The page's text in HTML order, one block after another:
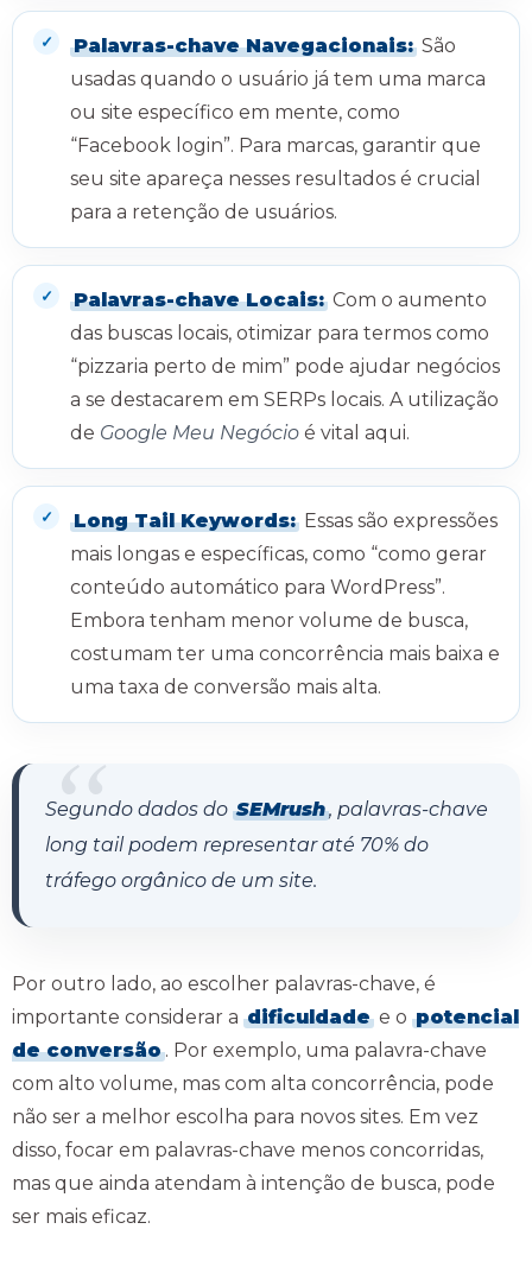
Palavras-chave Navegacionais: São
usadas quando o usuário já tem uma marca
ou site específico em mente, como
“Facebook login”. Para marcas, garantir que
seu site apareça nesses resultados é crucial
para a retenção de usuários.
Palavras-chave Locais: Com o aumento
das buscas locais, otimizar para termos como
“pizzaria perto de mim” pode ajudar negócios
a se destacarem em SERPs locais. A utilização
de Google Meu Negócio é vital aqui.
Long Tail Keywords: Essas são expressões
mais longas e específicas, como “como gerar
conteúdo automático para WordPress”.
Embora tenham menor volume de busca,
costumam ter uma concorrência mais baixa e
uma taxa de conversão mais alta.
Segundo dados do SEMrush, palavras-chave
long tail podem representar até 70% do
tráfego orgânico de um site.
Por outro lado, ao escolher palavras-chave, é
importante considerar a dificuldade e o potencial
de conversão . Por exemplo, uma palavra-chave
com alto volume, mas com alta concorrência, pode
não ser a melhor escolha para novos sites. Em vez
disso, focar em palavras-chave menos concorridas,
mas que ainda atendam à intenção de busca, pode
ser mais eficaz.